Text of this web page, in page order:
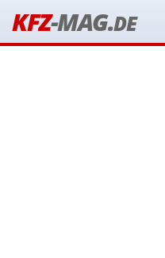
KFZ-MAG.DE